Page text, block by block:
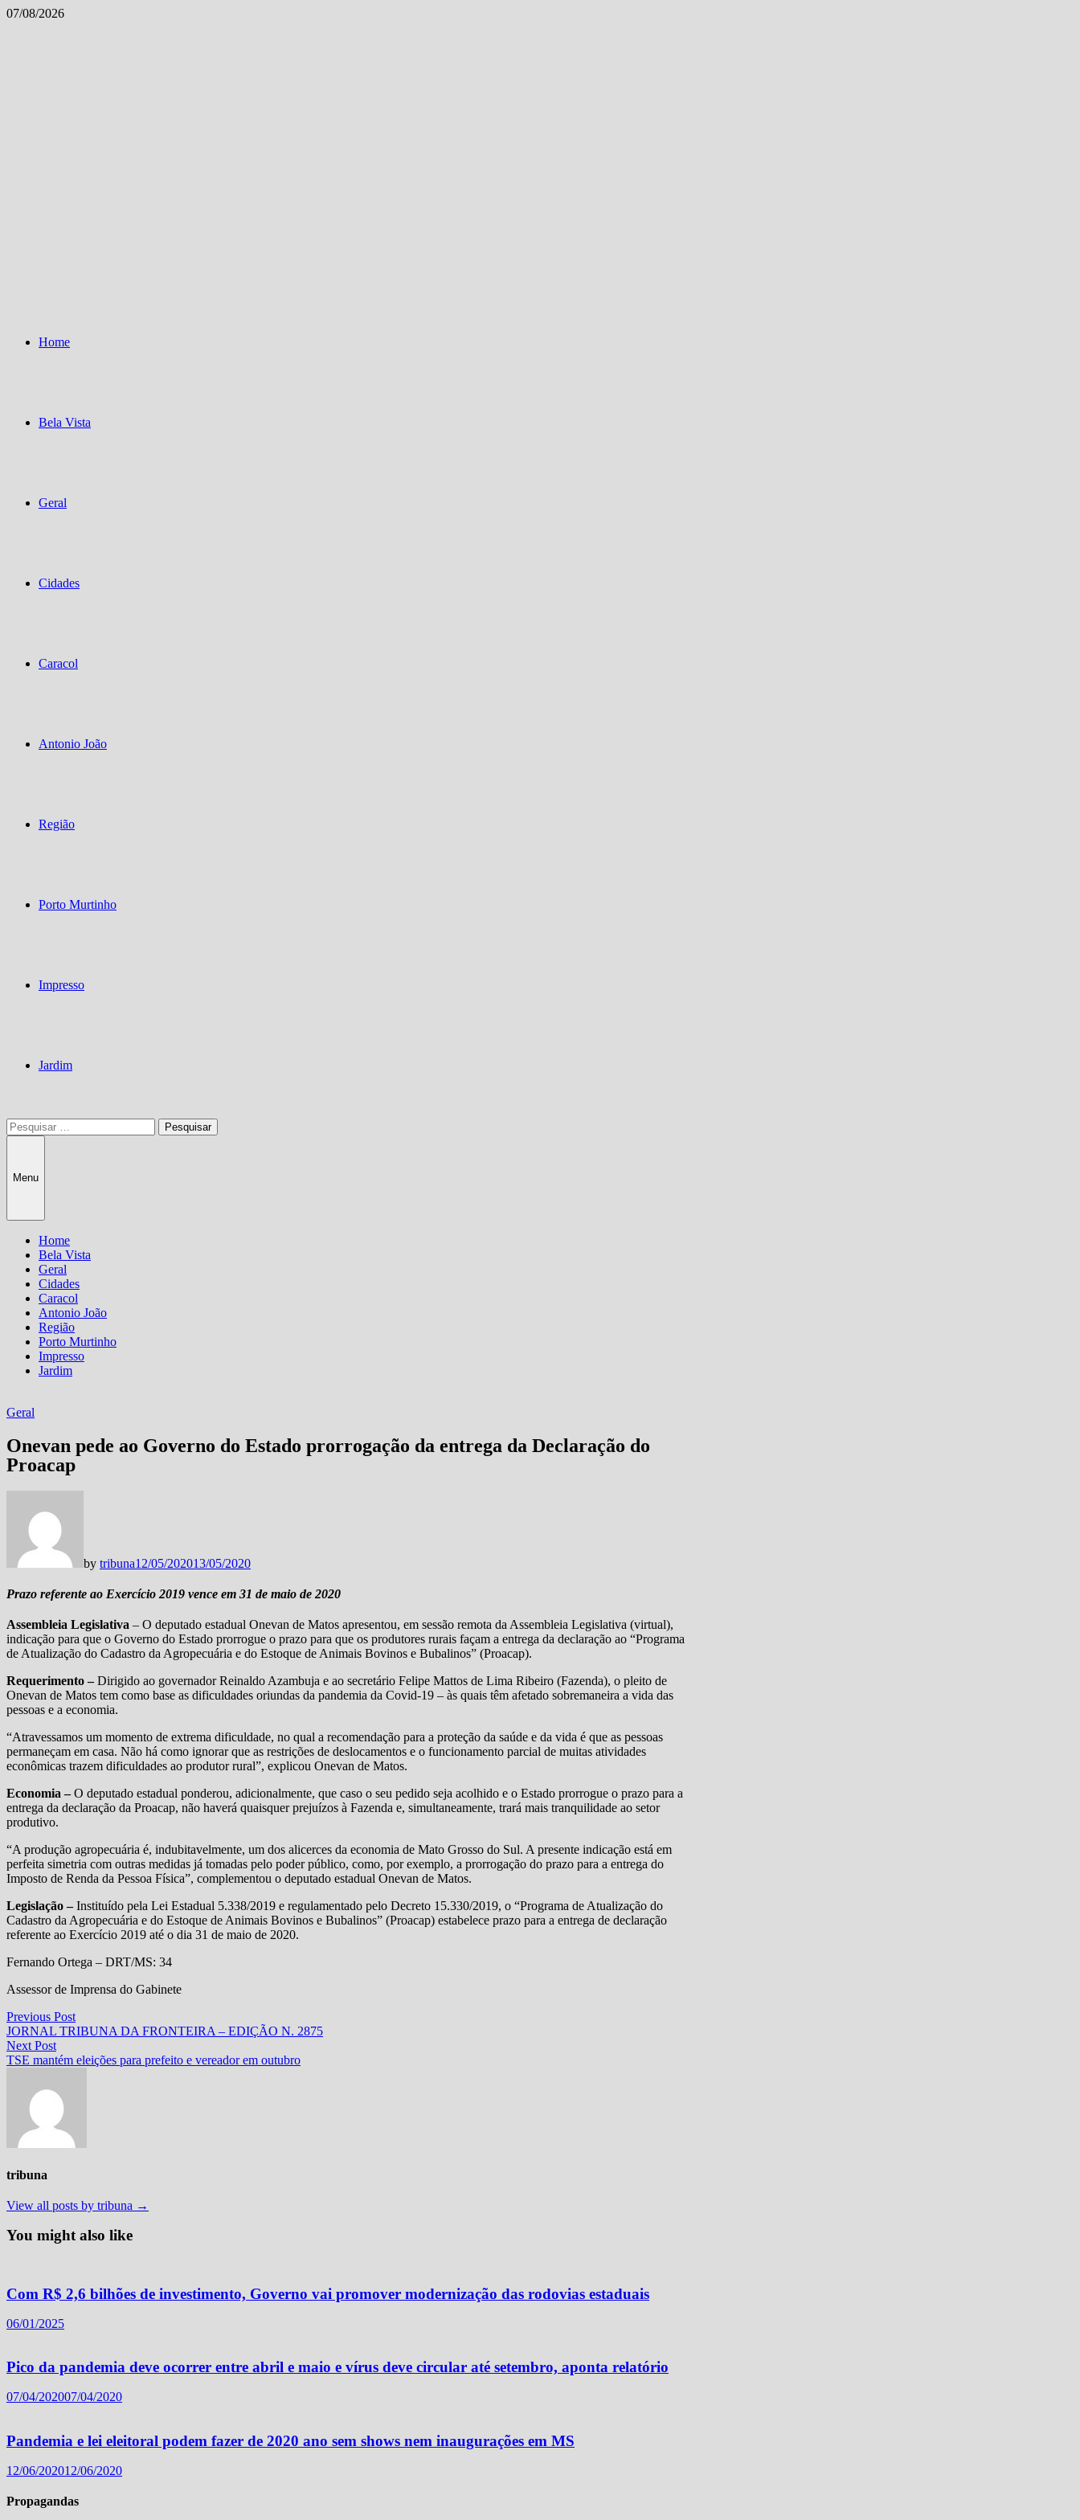
Skip
07/08/2026
Home
Bela Vista
Geral
Cidades
Caracol
Antonio João
Região
Porto Murtinho
Impresso
Jardim
Pesquisar
por:
Menu
Home
Bela Vista
Geral
Cidades
Caracol
Antonio João
Região
Porto Murtinho
Impresso
Jardim
Geral
Onevan pede ao Governo do Estado prorrogação da entrega da Declaração do
Proacap
by tribuna12/05/202013/05/2020
Prazo referente ao Exercício 2019 vence em 31 de maio de 2020
Assembleia Legislativa – O deputado estadual Onevan de Matos apresentou, em sessão remota da Assembleia Legislativa (virtual),
indicação para que o Governo do Estado prorrogue o prazo para que os produtores rurais façam a entrega da declaração ao “Programa
de Atualização do Cadastro da Agropecuária e do Estoque de Animais Bovinos e Bubalinos” (Proacap).
Requerimento –Dirigido ao governador Reinaldo Azambuja e ao secretário Felipe Mattos de Lima Ribeiro (Fazenda), o pleito de
Onevan de Matos tem como base as dificuldades oriundas da pandemia da Covid-19 – às quais têm afetado sobremaneira a vida das
pessoas e a economia.
“Atravessamos um momento de extrema dificuldade, no qual a recomendação para a proteção da saúde e da vida é que as pessoas
permaneçam em casa. Não há como ignorar que as restrições de deslocamentos e o funcionamento parcial de muitas atividades
econômicas trazem dificuldades ao produtor rural”, explicou Onevan de Matos.
Economia –O deputado estadual ponderou, adicionalmente, que caso o seu pedido seja acolhido e o Estado prorrogue o prazo para a
entrega da declaração da Proacap, não haverá quaisquer prejuízos à Fazenda e, simultaneamente, trará mais tranquilidade ao setor
produtivo.
“A produção agropecuária é, indubitavelmente, um dos alicerces da economia de Mato Grosso do Sul. A presente indicação está em
perfeita simetria com outras medidas já tomadas pelo poder público, como, por exemplo, a prorrogação do prazo para a entrega do
Imposto de Renda da Pessoa Física”, complementou o deputado estadual Onevan de Matos.
Legislação –Instituído pela Lei Estadual 5.338/2019 e regulamentado pelo Decreto 15.330/2019, o “Programa de Atualização do
Cadastro da Agropecuária e do Estoque de Animais Bovinos e Bubalinos” (Proacap) estabelece prazo para a entrega de declaração
referente ao Exercício 2019 até o dia 31 de maio de 2020.
Fernando Ortega – DRT/MS: 34
Assessor de Imprensa do Gabinete
Navegação
de
Post
Previous PostPrevious
post:
JORNAL TRIBUNA DA FRONTEIRA – EDIÇÃO N. 2875
Next PostNext
post:
TSE mantém eleições para prefeito e vereador em outubro
tribuna
View all posts by tribuna →
You might also like
Com R$ 2,6 bilhões de investimento, Governo vai promover modernização das rodovias estaduais
06/01/2025
Pico da pandemia deve ocorrer entre abril e maio e vírus deve circular até setembro, aponta relatório
07/04/202007/04/2020
Pandemia e lei eleitoral podem fazer de 2020 ano sem shows nem inaugurações em MS
12/06/202012/06/2020
Propagandas